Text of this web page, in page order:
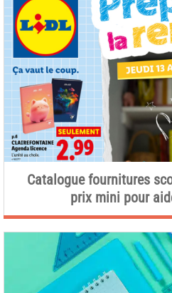
Catalogue fournitures
prix mini pour